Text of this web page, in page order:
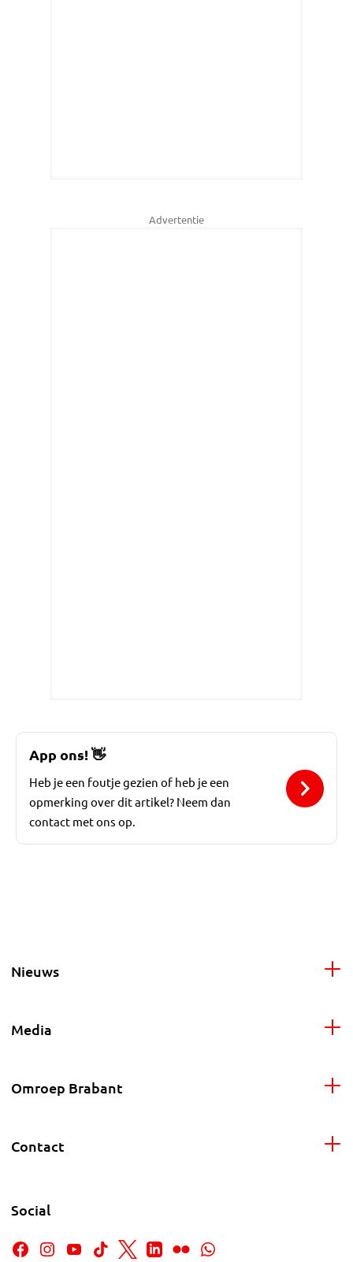
Advertentie
App ons!👋
Heb je een foutje gezien of heb je een
opmerking over dit artikel? Neem dan
contact met ons op.
Nieuws
Media
Omroep Brabant
Contact
Social